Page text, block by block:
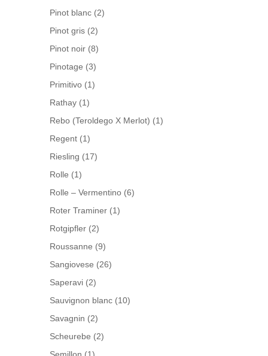
Pinot blanc (2)
Pinot gris (2)
Pinot noir (8)
Pinotage (3)
Primitivo (1)
Rathay (1)
Rebo (Teroldego X Merlot) (1)
Regent (1)
Riesling (17)
Rolle (1)
Rolle – Vermentino (6)
Roter Traminer (1)
Rotgipfler (2)
Roussanne (9)
Sangiovese (26)
Saperavi (2)
Sauvignon blanc (10)
Savagnin (2)
Scheurebe (2)